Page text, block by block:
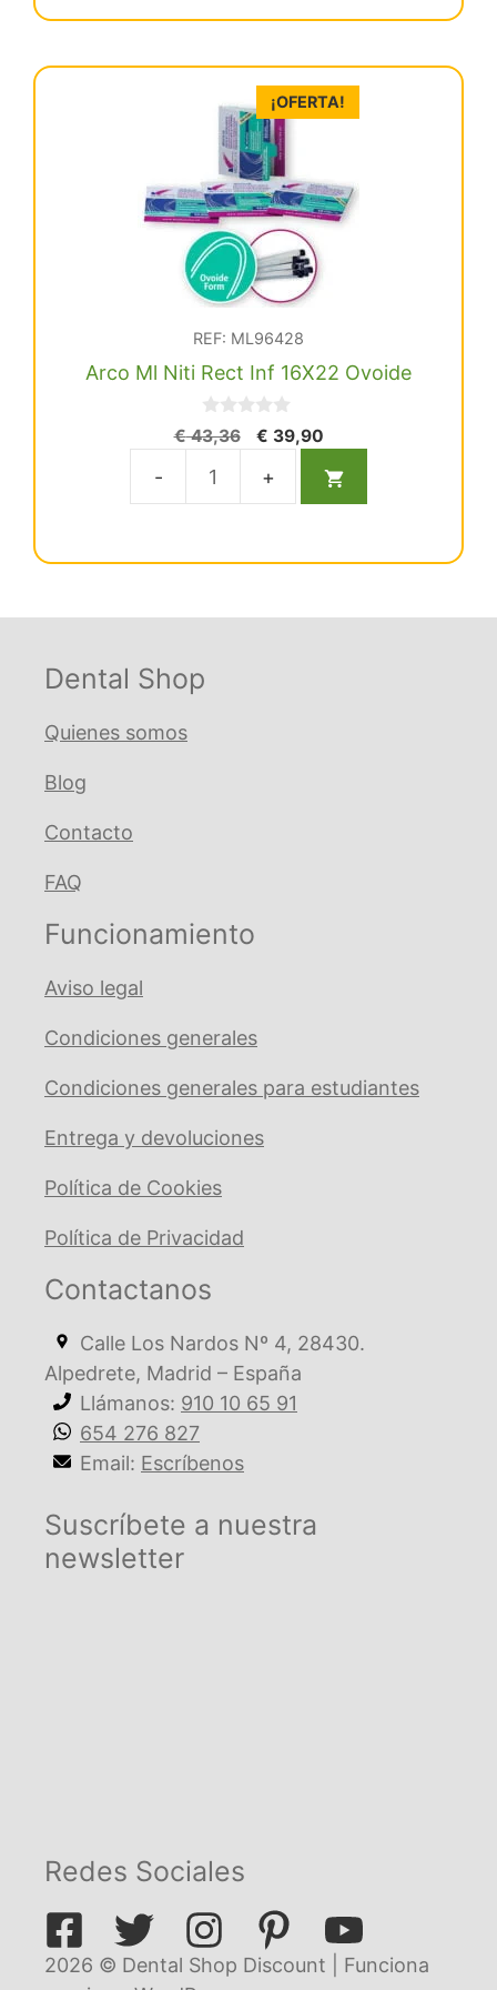
Inf
.018
Ovoide
¡OFERTA!
REF: ML96428
Arco Ml Niti Rect Inf 16X22 Ovoide
0
d
5
€43,36
El
original
era:
€ 39,90El
actual
es:
Arco
Dental Shop
Quienes somos
Blog
Contacto
FAQ
Funcionamiento
Aviso legal
Condiciones generales
Condiciones generales para estudiantes
Entrega y devoluciones
Política de Cookies
Política de Privacidad
Contactanos
Calle Los Nardos Nº 4, 28430.
Alpedrete, Madrid – España
Llámanos: 910 10 65 91
654 276 827
Email: Escríbenos
Suscríbete a nuestra
newsletter
Redes Sociales
2026 © Dental Shop Discount | Funciona